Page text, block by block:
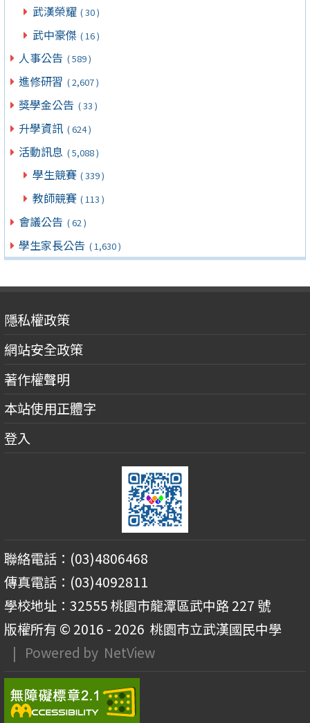
武漢榮耀 ( 30 )
武中豪傑 ( 16 )
人事公告 ( 589 )
進修研習 ( 2,607 )
獎學金公告 ( 33 )
升學資訊 ( 624 )
活動訊息 ( 5,088 )
學生競賽 ( 339 )
教師競賽 ( 113 )
會議公告 ( 62 )
學生家長公告 ( 1,630 )
隱私權政策
網站安全政策
著作權聲明
本站使用正體字
登入
聯絡電話：(03)4806468
傳真電話：(03)4092811
學校地址：32555 桃園市龍潭區武中路 227 號
版權所有 © 2016 - 2026 桃園市立武漢國民中學
| Powered by NetView